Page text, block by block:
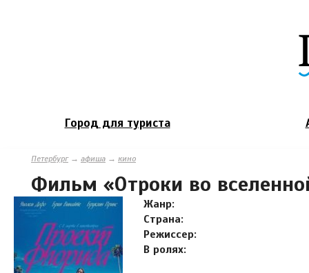
Город для туриста
Петербург→ афиша → кино
Фильм «Отроки во
Жанр:
Страна:
Режиссер:
В ролях: